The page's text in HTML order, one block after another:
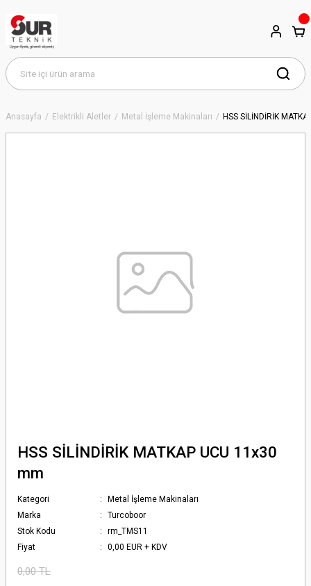
Anasayfa Elektrikli Aletler Metal İşleme Makinaları HSS SİLİNDİRİK
HSS SİLİNDİRİK MATKAP UCU 11x30
mm
Kategori
Metal İşleme Makinaları
Marka
Turcoboor
Stok Kodu
rm_TMS11
Fiyat
0,00 EUR + KDV
0,00 TL